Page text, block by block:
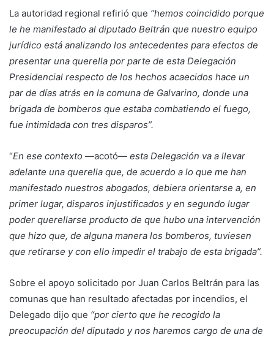
La autoridad regional refirió que “hemos coincidido porque
le he manifestado al diputado Beltrán que nuestro equipo
jurídico está analizando los antecedentes para efectos de
presentar una querella por parte de esta Delegación
Presidencial respecto de los hechos acaecidos hace un
par de días atrás en la comuna de Galvarino, donde una
brigada de bomberos que estaba combatiendo el fuego,
fue intimidada con tres disparos”.
“En ese contexto —acotó— esta Delegación va a llevar
adelante una querella que, de acuerdo a lo que me han
manifestado nuestros abogados, debiera orientarse a, en
primer lugar, disparos injustificados y en segundo lugar
poder querellarse producto de que hubo una intervención
que hizo que, de alguna manera los bomberos, tuviesen
que retirarse y con ello impedir el trabajo de esta brigada”.
Sobre el apoyo solicitado por Juan Carlos Beltrán para las
comunas que han resultado afectadas por incendios, el
Delegado dijo que “por cierto que he recogido la
preocupación del diputado y nos haremos cargo de una de